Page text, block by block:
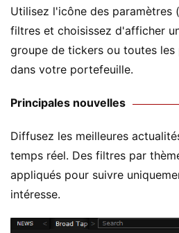
Utilisez l'icône des paramètres
filtres et choisissez d'afficher
groupe de tickers ou toutes les
dans votre portefeuille.
Principales nouvelles
Diffusez les meilleures
temps réel. Des filtres par
appliqués pour suivre
intéresse.